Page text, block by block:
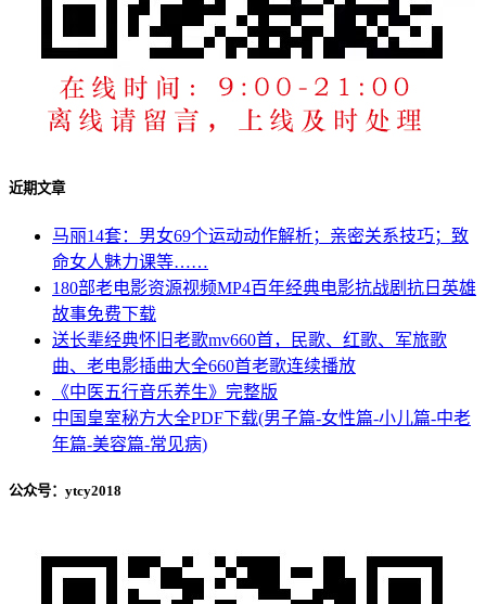
近期文章
马丽14套：男女69个运动动作解析；亲密关系技巧；致
命女人魅力课等……
180部老电影资源视频MP4百年经典电影抗战剧抗日英雄
故事免费下载
送长辈经典怀旧老歌mv660首，民歌、红歌、军旅歌
曲、老电影插曲大全660首老歌连续播放
《中医五行音乐养生》完整版
中国皇室秘方大全PDF下载(男子篇-女性篇-小儿篇-中老
年篇-美容篇-常见病)
公众号：ytcy2018